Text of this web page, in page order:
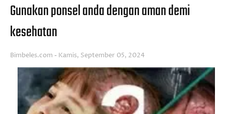
Gunakan ponsel anda dengan aman demi
kesehatan
Bimbeles.com Kamis, September 05, 2024